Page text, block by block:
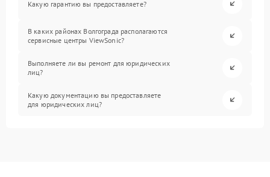
Какую гарантию вы предоставляете?
В каких районах Волгограда располагаются
сервисные центры ViewSonic?
Выполняете ли вы ремонт для юридических
лиц?
Какую документацию вы предоставляете
для юридических лиц?